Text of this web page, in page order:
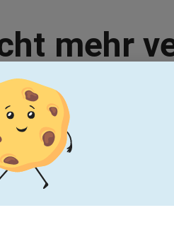
mehr
einer dieser Jobs:
Pleiger Maschinenbau GmbH & Co. KG